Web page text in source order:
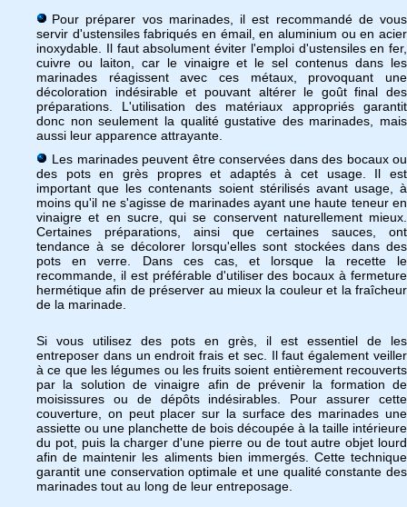
Pour préparer vos marinades, il est recommandé de vous
servir d'ustensiles fabriqués en émail, en aluminium ou en acier
inoxydable. Il faut absolument éviter l'emploi d'ustensiles en fer,
cuivre ou laiton, car le vinaigre et le sel contenus dans les
marinades réagissent avec ces métaux, provoquant une
décoloration indésirable et pouvant altérer le goût final des
préparations. L'utilisation des matériaux appropriés garantit
donc non seulement la qualité gustative des marinades, mais
aussi leur apparence attrayante.
Les marinades peuvent être conservées dans des bocaux ou
des pots en grès propres et adaptés à cet usage. Il est
important que les contenants soient stérilisés avant usage, à
moins qu'il ne s'agisse de marinades ayant une haute teneur en
vinaigre et en sucre, qui se conservent naturellement mieux.
Certaines préparations, ainsi que certaines sauces, ont
tendance à se décolorer lorsqu'elles sont stockées dans des
pots en verre. Dans ces cas, et lorsque la recette le
recommande, il est préférable d'utiliser des bocaux à fermeture
hermétique afin de préserver au mieux la couleur et la fraîcheur
de la marinade.
Si vous utilisez des pots en grès, il est essentiel de les
entreposer dans un endroit frais et sec. Il faut également veiller
à ce que les légumes ou les fruits soient entièrement recouverts
par la solution de vinaigre afin de prévenir la formation de
moisissures ou de dépôts indésirables. Pour assurer cette
couverture, on peut placer sur la surface des marinades une
assiette ou une planchette de bois découpée à la taille intérieure
du pot, puis la charger d'une pierre ou de tout autre objet lourd
afin de maintenir les aliments bien immergés. Cette technique
garantit une conservation optimale et une qualité constante des
marinades tout au long de leur entreposage.